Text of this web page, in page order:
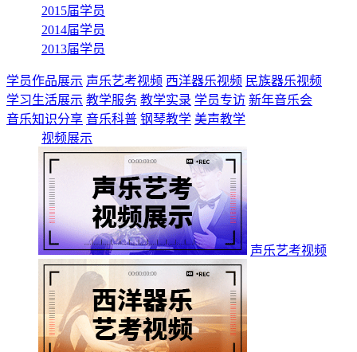
2015届学员
2014届学员
2013届学员
学员作品展示 声乐艺考视频 西洋器乐视频 民族器乐视频
学习生活展示 教学服务 教学实录 学员专访 新年音乐会
音乐知识分享 音乐科普 钢琴教学 美声教学
视频展示
声乐艺考视频